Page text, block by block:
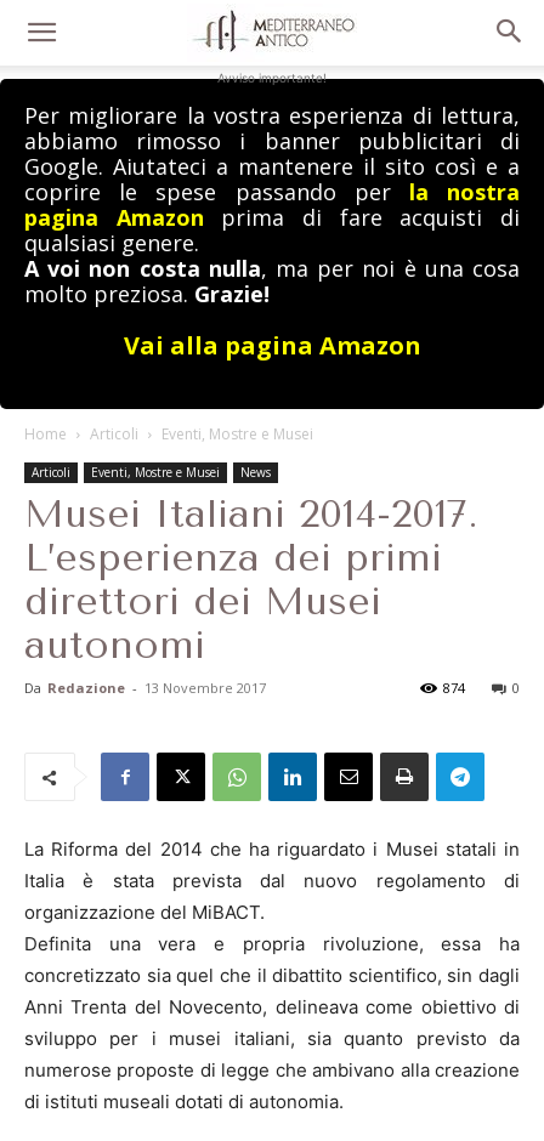
Avviso importante!
Per migliorare la vostra esperienza di lettura,
abbiamo rimosso i banner pubblicitari di
Google. Aiutateci a mantenere il sito così e a
coprire le spese passando per la nostra
pagina Amazon prima di fare acquisti di
qualsiasi genere.
A voi non costa nulla, ma per noi è una cosa
molto preziosa. Grazie!
Vai alla pagina Amazon
Home Articoli Eventi, Mostre e Musei
Articoli Eventi, Mostre e Musei News
Musei Italiani 2014-2017.
L’esperienza dei primi
direttori dei Musei
autonomi
Da Redazione - 13 Novembre 2017 0
874
La Riforma del 2014 che ha riguardato i Musei statali in
Italia è stata prevista dal nuovo regolamento di
organizzazione del MiBACT.
Definita una vera e propria rivoluzione, essa ha
concretizzato sia quel che il dibattito scientifico, sin dagli
Anni Trenta del Novecento, delineava come obiettivo di
sviluppo per i musei italiani, sia quanto previsto da
numerose proposte di legge che ambivano alla creazione
di istituti museali dotati di autonomia.